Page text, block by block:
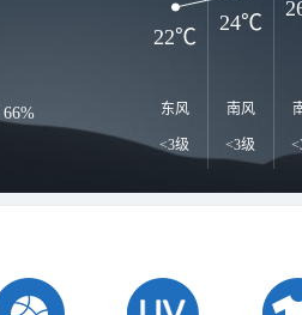
66% 东风
<3级
南风
<3级
22℃
24℃